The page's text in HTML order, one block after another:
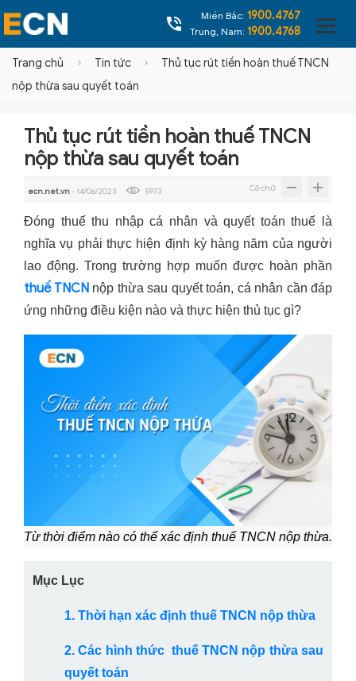
Miền Bắc: 1900.4767
Trung, Nam: 1900.4768
Trang chủ Tin tức
Thủ tục rút tiền hoàn thuế TNCN
nộp thừa sau quyết toán
Thủ tục rút tiền hoàn thuế TNCN
nộp thừa sau quyết toán
ecn.net.vn- 14/06/2023 5973 Cỡ chữ
Đóng thuế thu nhập cá nhân và quyết toán thuế là
nghĩa vụ phải thực hiện định kỳ hàng năm của người
lao động. Trong trường hợp muốn được hoàn phần
thuế TNCN nộp thừa sau quyết toán, cá nhân cần đáp
ứng những điều kiện nào và thực hiện thủ tục gì?
Từ thời điểm nào có thể xác định thuế TNCN nộp thừa.
Mục Lục
1. Thời hạn xác định thuế TNCN nộp thừa
2. Các hình thức thuế TNCN nộp thừa sau
quyết toán